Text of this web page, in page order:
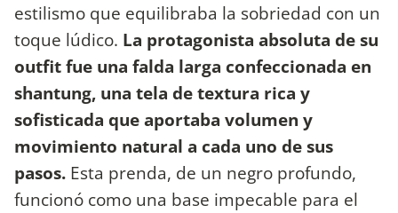
estilismo que equilibraba la sobriedad con un
toque lúdico. La protagonista absoluta de su
outfit fue una falda larga confeccionada en
shantung, una tela de textura rica y
sofisticada que aportaba volumen y
movimiento natural a cada uno de sus
pasos. Esta prenda, de un negro profundo,
funcionó como una base impecable para el